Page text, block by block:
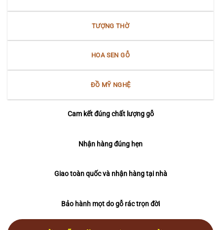
TƯỢNG THỜ
HOA SEN GỖ
ĐỒ MỸ NGHỆ
Cam kết đúng chất lượng gỗ
Nhận hàng đúng hẹn
Giao toàn quốc và nhận hàng tại nhà
Bảo hành mọt do gỗ rác trọn đời